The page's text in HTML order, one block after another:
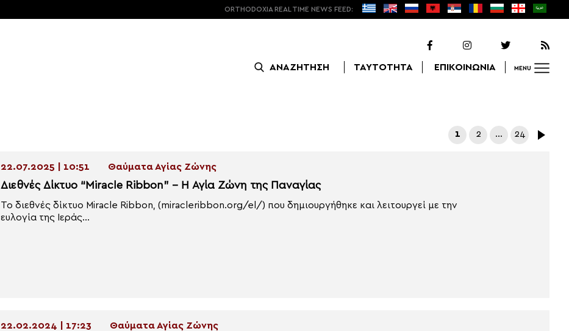
ORTHODOXIA REAL TIME NEWS FEED:
ΑΝΑΖΗΤΗΣΗ ΤΑΥΤΟΤΗΤΑ ΕΠΙΚΟΙΝΩΝΙΑ MENU
1 2 … 24
22.07.2025 | 10:51 Θαύματα Αγίας Ζώνης
Διεθνές Δίκτυο “Μiracle Ribbon” – Η Αγία Ζώνη της Παναγίας
Το διεθνές δίκτυο Miracle Ribbon, (miracleribbon.org/el/) που δημιουργήθηκε και λειτουργεί με την
ευλογία της Ιεράς...
22.02.2024 | 17:23 Θαύματα Αγίας Ζώνης